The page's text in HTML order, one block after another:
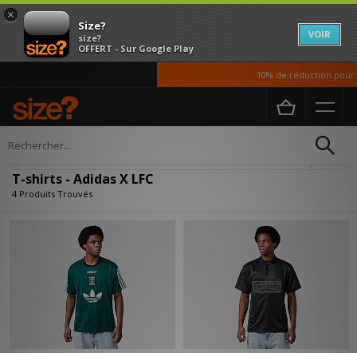
×
Size?
size?
OFFERT - Sur Google Play
VOIR
10% de réduction pour
Accueil Homme
T-shirts - Adidas X LFC
4 Produits Trouvés